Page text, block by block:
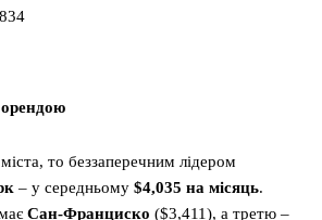
то беззаперечним лідером
– у середньому $4,035 на місяць.
Сан-Франциско ($3,411), а третю –